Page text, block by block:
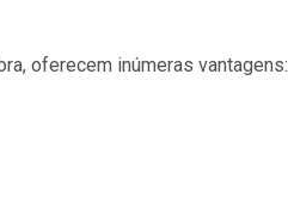
oferecem inúmeras vantagens: